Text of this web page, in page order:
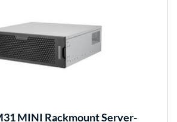
MINI Rackmount Server-